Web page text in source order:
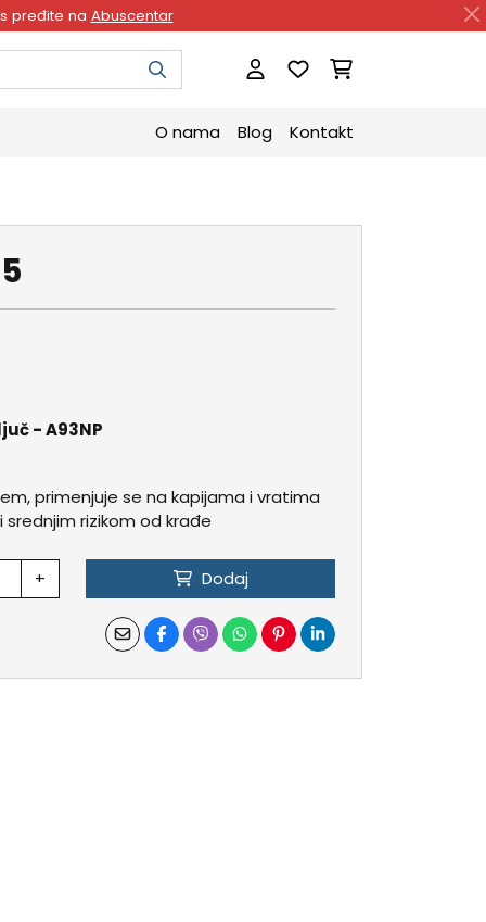
pređite na Abuscentar
O nama Blog Kontakt
- A93NP
primenjuje se na kapijama i vratima
rizikom od krađe
+ Dodaj